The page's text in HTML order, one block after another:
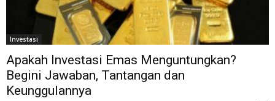
Investasi
Apakah Investasi Emas Menguntungkan?
Begini Jawaban, Tantangan dan
Keunggulannya